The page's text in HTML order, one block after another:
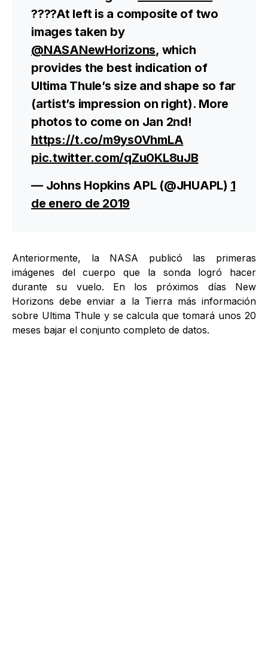
????At left is a composite of two
images taken by
@NASANewHorizons, which
provides the best indication of
Ultima Thule’s size and shape so far
(artist’s impression on right). More
photos to come on Jan 2nd!
https://t.co/m9ys0VhmLA
pic.twitter.com/qZu0KL8uJB
— Johns Hopkins APL (@JHUAPL) 1
de enero de 2019
Anteriormente, la NASA publicó las primeras
imágenes del cuerpo que la sonda logró hacer
durante su vuelo. En los próximos días New
Horizons debe enviar a la Tierra más información
sobre Ultima Thule y se calcula que tomará unos 20
meses bajar el conjunto completo de datos.